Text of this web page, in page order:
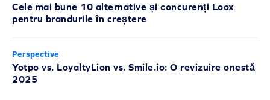
Cele mai bune 10 alternative și concurenți Loox
pentru brandurile în creștere
Perspective
Yotpo vs. LoyaltyLion vs. Smile.io: O revizuire onestă
2025